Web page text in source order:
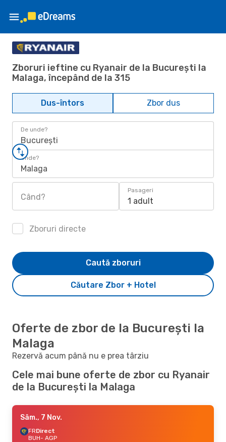
Zboruri ieftine cu Ryanair de la București la
Malaga, începând de la 315
Dus-întors Zbor dus
De unde?
București
Unde?
Malaga
Când?
Pasageri
1 adult
Zboruri directe
Căutare Zbor + Hotel
Caută zboruri
Oferte de zbor de la București la
Malaga
Rezervă acum până nu e prea târziu
Cele mai bune oferte de zbor cu Ryanair
de la București la Malaga
Sâm., 7 Nov.
FRDirect
BUH- AGP